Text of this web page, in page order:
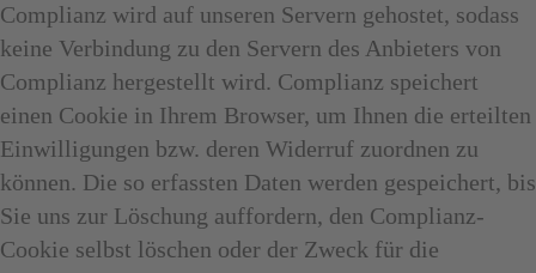
Complianz wird auf unseren Servern gehostet, sodass
keine Verbindung zu den Servern des Anbieters von
Complianz hergestellt wird. Complianz speichert
einen Cookie in Ihrem Browser, um Ihnen die erteilten
Einwilligungen bzw. deren Widerruf zuordnen zu
können. Die so erfassten Daten werden gespeichert, bis
Sie uns zur Löschung auffordern, den Complianz-
Cookie selbst löschen oder der Zweck für die